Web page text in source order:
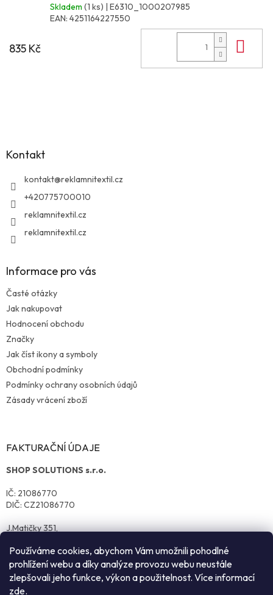
Používáme cookies, abychom Vám umožnili pohodlné
prohlížení webu a díky analýze provozu webu neustále
zlepšovali jeho funkce, výkon a použitelnost. Více informací
zde.
Skladem (1 ks) | E6310_1000207985
EAN: 4251164227550
835 Kč
Kontakt
kontakt@reklamnitextil.cz
+420775700010
reklamnitextil.cz
reklamnitextil.cz
Informace pro vás
Časté otázky
Jak nakupovat
Hodnocení obchodu
Značky
Jak číst ikony a symboly
Obchodní podmínky
Podmínky ochrany osobních údajů
Zásady vrácení zboží
FAKTURAČNÍ ÚDAJE
SHOP SOLUTIONS s.r.o.
IČ: 21086770
DIČ: CZ21086770
J.Matičky 351,